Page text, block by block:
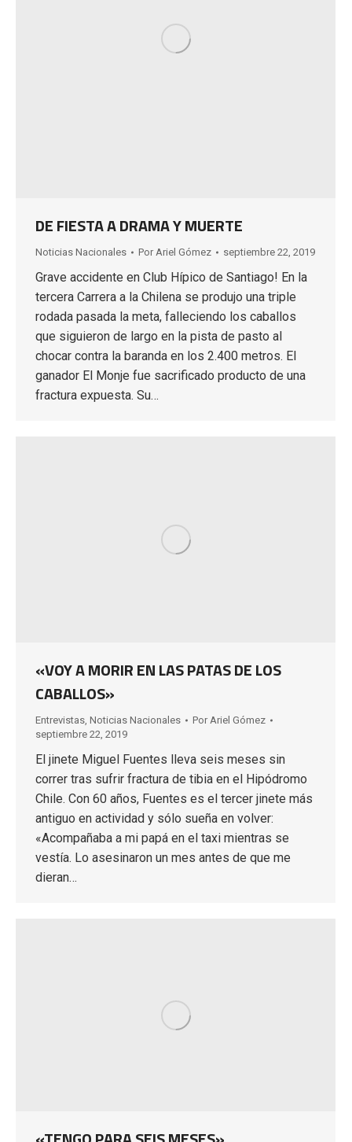
DE FIESTA A DRAMA Y MUERTE
Noticias Nacionales Por Ariel Gómez septiembre 22, 2019
Grave accidente en Club Hípico de Santiago! En la
tercera Carrera a la Chilena se produjo una triple
rodada pasada la meta, falleciendo los caballos
que siguieron de largo en la pista de pasto al
chocar contra la baranda en los 2.400 metros. El
ganador El Monje fue sacrificado producto de una
fractura expuesta. Su…
«VOY A MORIR EN LAS PATAS DE LOS
CABALLOS»
Entrevistas Noticias Nacionales Por Ariel Gómez
septiembre 22, 2019
El jinete Miguel Fuentes lleva seis meses sin
correr tras sufrir fractura de tibia en el Hipódromo
Chile. Con 60 años, Fuentes es el tercer jinete más
antiguo en actividad y sólo sueña en volver:
«Acompañaba a mi papá en el taxi mientras se
vestía. Lo asesinaron un mes antes de que me
dieran…